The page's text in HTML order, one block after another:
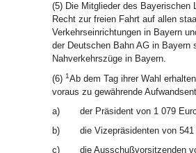
(5) Die Mitglieder des Bayerischen
Recht zur freien Fahrt auf allen
Verkehrseinrichtungen in Bayern
der Deutschen Bahn AG in Bayern
Nahverkehrszüge in Bayern.
(6) 1Ab dem Tag ihrer Wahl
voraus zu gewährende
a)
der Präsident von 1 079
b)
die Vizepräsidenten von 541
c)
die Ausschußvorsitzenden